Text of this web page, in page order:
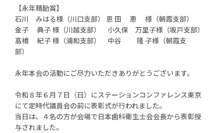
【永年精励賞】
石川 みはる様（川口支部） 恩 田 恵 様（朝霞支部）
金子 典子 様（川越支部） 小久保 万里子様（坂戸支部）
髙橋 紀子 様（浦和支部） 中谷 隆 子様（朝霞支
部）
永年本会の活動にご尽力いただきありがとうございます。
令和８年６月７日（日）にステーションコンファレンス東京
にて定時代議員会の前に表彰式が行われました。
当日は、４名の方が会場で日本歯科衛生士会会長から表彰授
与されました。